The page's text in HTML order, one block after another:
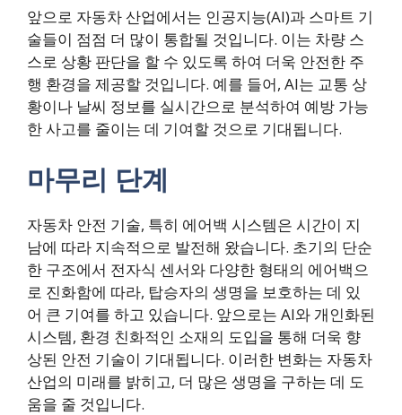
앞으로 자동차 산업에서는 인공지능(AI)과 스마트 기
술들이 점점 더 많이 통합될 것입니다. 이는 차량 스
스로 상황 판단을 할 수 있도록 하여 더욱 안전한 주
행 환경을 제공할 것입니다. 예를 들어, AI는 교통 상
황이나 날씨 정보를 실시간으로 분석하여 예방 가능
한 사고를 줄이는 데 기여할 것으로 기대됩니다.
마무리 단계
자동차 안전 기술, 특히 에어백 시스템은 시간이 지
남에 따라 지속적으로 발전해 왔습니다. 초기의 단순
한 구조에서 전자식 센서와 다양한 형태의 에어백으
로 진화함에 따라, 탑승자의 생명을 보호하는 데 있
어 큰 기여를 하고 있습니다. 앞으로는 AI와 개인화된
시스템, 환경 친화적인 소재의 도입을 통해 더욱 향
상된 안전 기술이 기대됩니다. 이러한 변화는 자동차
산업의 미래를 밝히고, 더 많은 생명을 구하는 데 도
움을 줄 것입니다.